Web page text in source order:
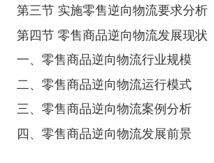
第三节 实施零售逆向物流要求分析
第四节 零售商品逆向物流发展现状
一、零售商品逆向物流行业规模
二、零售商品逆向物流运行模式
三、零售商品逆向物流案例分析
四、零售商品逆向物流发展前景